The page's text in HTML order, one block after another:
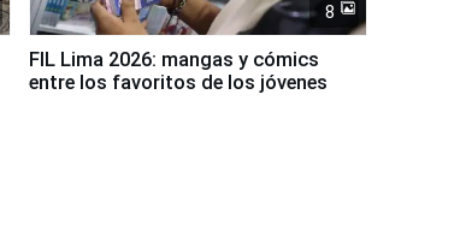
8
FIL Lima 2026: mangas y cómics
entre los favoritos de los jóvenes